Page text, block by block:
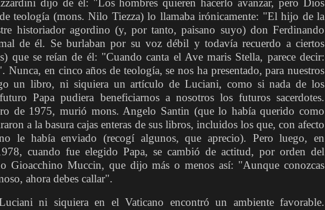
dijo de él: "Los hombres quieren hacerlo avanzar, pero Dios
teología (mons. Nilo Tiezza) lo llamaba irónicamente: "El hijo de la
historiador agordino (y, por tanto, paisano suyo) don Ferdinando
de él. Se burlaban por su voz débil y todavía recuerdo a ciertos
que se reían de él: "Cuando canta el Ave maris Stella, parece decir:
Nunca, en cinco años de teología, se nos ha presentado, para nuestros
un libro, ni siquiera un artículo de Luciani, como si nada de los
Papa pudiera beneficiarnos a nosotros los futuros sacerdotes.
de 1975, murió mons. Angelo Santin (que lo había querido como
a la basura cajas enteras de sus libros, incluidos los que, con afecto
le había enviado (recogí algunos, que aprecio). Pero luego, en
cuando fue elegido Papa, se cambió de actitud, por orden del
Gioacchino Muccin, que dijo más o menos así: "Aunque conozcas
ahora debes callar".
ni siquiera en el Vaticano encontró un ambiente favorable.